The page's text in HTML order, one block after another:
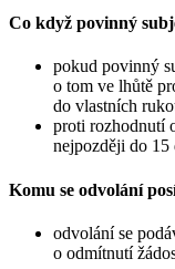
Co když povinný
pokud povinný
o tom ve lhůtě
do vlastních
proti rozhodnutí
nejpozději do 15
Komu se odvolání
odvolání se
o odmítnutí